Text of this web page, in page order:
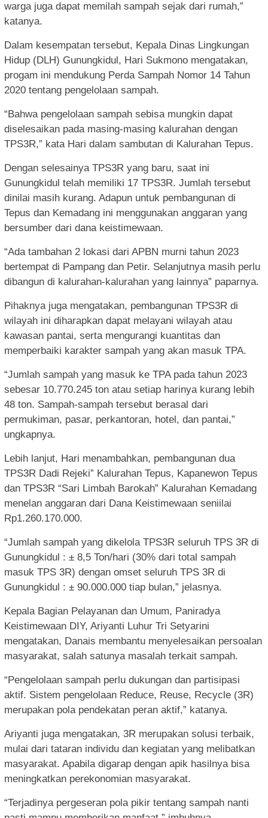
warga juga dapat memilah sampah sejak dari rumah,”
katanya.
Dalam kesempatan tersebut, Kepala Dinas Lingkungan
Hidup (DLH) Gunungkidul, Hari Sukmono mengatakan,
progam ini mendukung Perda Sampah Nomor 14 Tahun
2020 tentang pengelolaan sampah.
“Bahwa pengelolaan sampah sebisa mungkin dapat
diselesaikan pada masing-masing kalurahan dengan
TPS3R,” kata Hari dalam sambutan di Kalurahan Tepus.
Dengan selesainya TPS3R yang baru, saat ini
Gunungkidul telah memiliki 17 TPS3R. Jumlah tersebut
dinilai masih kurang. Adapun untuk pembangunan di
Tepus dan Kemadang ini menggunakan anggaran yang
bersumber dari dana keistimewaan.
“Ada tambahan 2 lokasi dari APBN murni tahun 2023
bertempat di Pampang dan Petir. Selanjutnya masih perlu
dibangun di kalurahan-kalurahan yang lainnya” paparnya.
Pihaknya juga mengatakan, pembangunan TPS3R di
wilayah ini diharapkan dapat melayani wilayah atau
kawasan pantai, serta mengurangi kuantitas dan
memperbaiki karakter sampah yang akan masuk TPA.
“Jumlah sampah yang masuk ke TPA pada tahun 2023
sebesar 10.770.245 ton atau setiap harinya kurang lebih
48 ton. Sampah-sampah tersebut berasal dari
permukiman, pasar, perkantoran, hotel, dan pantai,”
ungkapnya.
Lebih lanjut, Hari menambahkan, pembangunan dua
TPS3R Dadi Rejeki” Kalurahan Tepus, Kapanewon Tepus
dan TPS3R “Sari Limbah Barokah” Kalurahan Kemadang
menelan anggaran dari Dana Keistimewaan seniilai
Rp1.260.170.000.
“Jumlah sampah yang dikelola TPS3R seluruh TPS 3R di
Gunungkidul : ± 8,5 Ton/hari (30% dari total sampah
masuk TPS 3R) dengan omset seluruh TPS 3R di
Gunungkidul : ± 90.000.000 tiap bulan,” jelasnya.
Kepala Bagian Pelayanan dan Umum, Paniradya
Keistimewaan DIY, Ariyanti Luhur Tri Setyarini
mengatakan, Danais membantu menyelesaikan persoalan
masyarakat, salah satunya masalah terkait sampah.
“Pengelolaan sampah perlu dukungan dan partisipasi
aktif. Sistem pengelolaan Reduce, Reuse, Recycle (3R)
merupakan pola pendekatan peran aktif,” katanya.
Ariyanti juga mengatakan, 3R merupakan solusi terbaik,
mulai dari tataran individu dan kegiatan yang melibatkan
masyarakat. Apabila digarap dengan apik hasilnya bisa
meningkatkan perekonomian masyarakat.
“Terjadinya pergeseran pola pikir tentang sampah nanti